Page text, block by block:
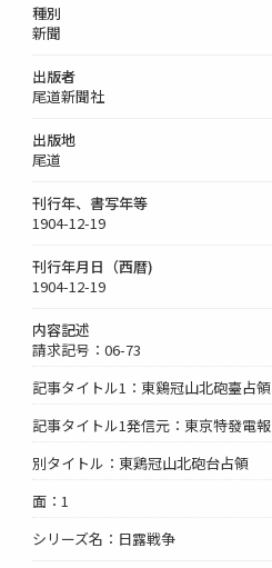
種別
新聞
出版者
尾道新聞社
出版地
尾道
刊行年、書写年等
1904-12-19
刊行年月日（西暦)
1904-12-19
内容記述
請求記号：06-73
記事タイトル1：東鷄冠山北砲臺占領
記事タイトル1発信元：東京特發電報
別タイトル：東鶏冠山北砲台占領
面：1
シリーズ名：日露戦争